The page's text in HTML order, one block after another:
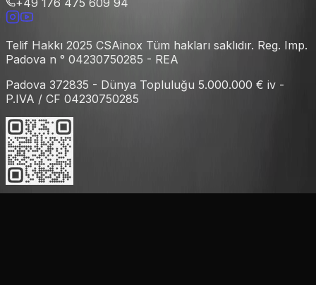
+49 176 475 609 94
Telif Hakkı 2025 CSAinox Tüm hakları saklıdır. Reg. Imp.
Padova n ° 04230750285 - REA
Padova 372835 - Dünya Topluluğu 5.000.000 € iv -
P.IVA / CF 04230750285